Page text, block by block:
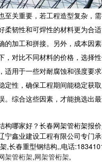
至关重要，若工程造型复杂，
柔韧性和可焊性的材料更为合
的加工和拼接。另外，成本因
，对比不同材料的价格，选择
适用于一些对耐腐蚀和强度要
定性，确保工程期间能稳定获
。综合这些因素，才能挑选出
构哪家好？长春网架管桁架报
宁鑫业建设工程有限公司专门
,长春重型钢结构,,电话
架管桁架,网架管桁架,